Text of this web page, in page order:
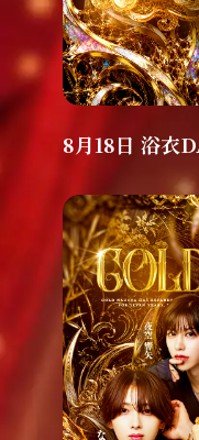
8月18日 浴衣